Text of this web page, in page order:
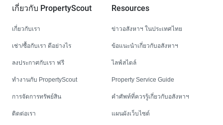
เกี่ยวกับ PropertyScout
เกี่ยวกับเรา
เช่า/ซื้อกับเรา ดีอย่างไร
ลงประกาศกับเรา ฟรี
ทำงานกับ PropertyScout
การจัดการทรัพย์สิน
ติดต่อเรา
Resources
ข่าวอสังหาฯ ในประเทศไทย
ข้อแนะนำเกี่ยวกับอสังหาฯ
ไลฟ์สไตล์
Property Service Guide
คำศัพท์ที่ควรรู้เกี่ยวกับอสังหาฯ
แผนผังเว็บไซต์